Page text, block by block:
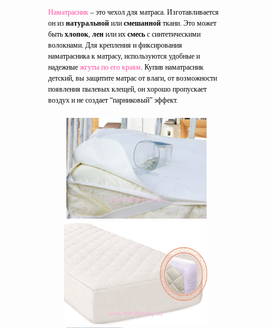
Наматрасник – это чехол для матраса. Изготавливается
он из натуральной или смешанной ткани. Это может
быть хлопок, лен или их смесь с синтетическими
волокнами. Для крепления и фиксирования
наматрасника к матрасу, используются удобные и
надежные жгуты по его краям. Купив наматрасник
детский, вы защитите матрас от влаги, от возможности
появления пылевых клещей, он хорошо пропускает
воздух и не создает “парниковый” эффект.